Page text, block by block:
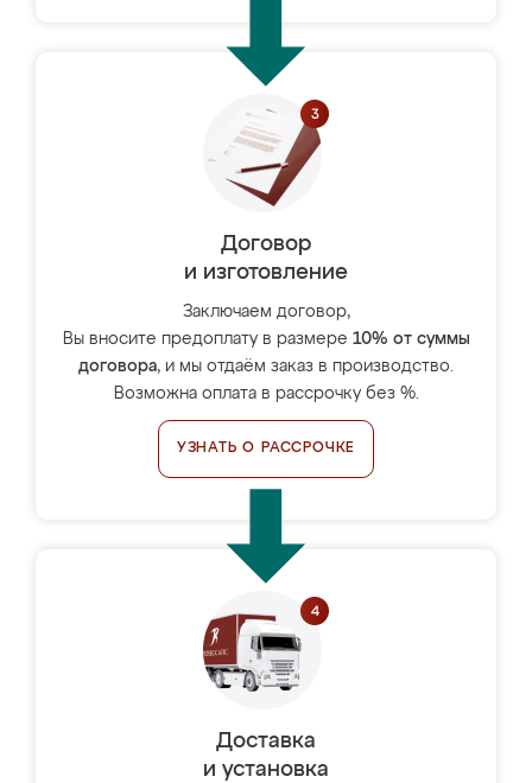
Договор
и изготовление
Заключаем договор,
Вы вносите предоплату в размере 10% от суммы
договора, и мы отдаём заказ в производство.
Возможна оплата в рассрочку без %.
УЗНАТЬ О РАССРОЧКЕ
Доставка
и установка